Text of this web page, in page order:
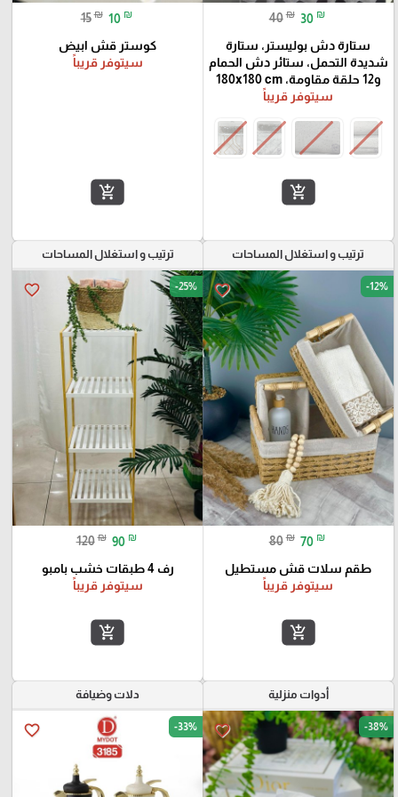
40 ₪ 30 ₪
ستارة دش بوليستر، ستارة
شديدة التحمل، ستائر دش الحمام
و12 حلقة مقاومة، 180x180 cm
سيتوفر قريباً
add_shopping_cart
15 ₪ 10 ₪
كوستر قش ابيض
سيتوفر قريباً
add_shopping_cart
ترتيب و استغلال المساحات
favorite_border -12%
80 ₪ 70 ₪
طقم سلات قش مستطيل
سيتوفر قريباً
add_shopping_cart
ترتيب و استغلال المساحات
favorite_border -25%
120 ₪ 90 ₪
رف 4 طبقات خشب بامبو
سيتوفر قريباً
add_shopping_cart
أدوات منزلية
favorite_border -38%
دلات وضيافة
favorite_border -33%